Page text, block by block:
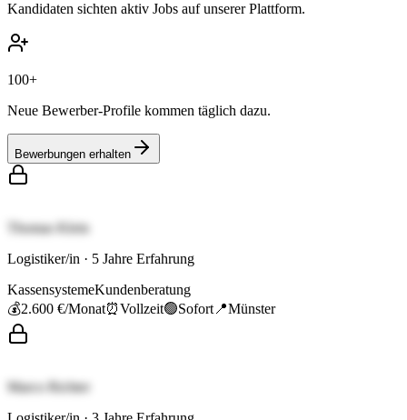
Kandidaten sichten aktiv Jobs auf unserer Plattform.
100+
Neue Bewerber-Profile kommen täglich dazu.
Bewerbungen erhalten
Thomas Klein
Logistiker/in · 5 Jahre Erfahrung
KassensystemeKundenberatung
💰2.600 €/Monat⏰Vollzeit🟢Sofort 📍Münster
Marco Richter